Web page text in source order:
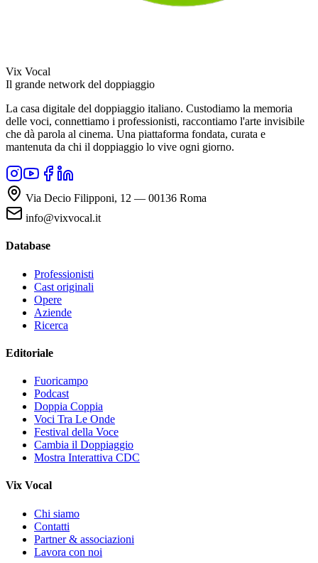
Vix Vocal
Il grande network del doppiaggio
La casa digitale del doppiaggio italiano. Custodiamo la memoria
delle voci, connettiamo i professionisti, raccontiamo l'arte invisibile
che dà parola al cinema. Una piattaforma fondata, curata e
mantenuta da chi il doppiaggio lo vive ogni giorno.
Via Decio Filipponi, 12 — 00136 Roma
info@vixvocal.it
Database
Professionisti
Cast originali
Opere
Aziende
Ricerca
Editoriale
Fuoricampo
Podcast
Doppia Coppia
Voci Tra Le Onde
Festival della Voce
Cambia il Doppiaggio
Mostra Interattiva CDC
Vix Vocal
Chi siamo
Contatti
Partner & associazioni
Lavora con noi